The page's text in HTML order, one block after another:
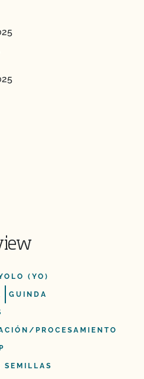
(YO)
GUINDA
PROCESAMIENTO
SEMILLAS